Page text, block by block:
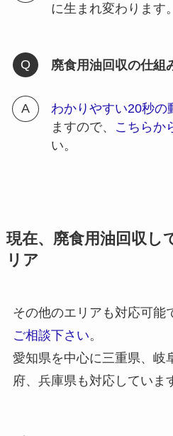
に生まれ変わります。
廃食用油回収の仕組
わかりやすい20秒の
ますので、
こちらか
い。
現在、廃食用油回収し
リア
その他のエリアも対応可能
ご相談下さい。
愛知県を中心に三重県、岐
府、兵庫県も対応していま